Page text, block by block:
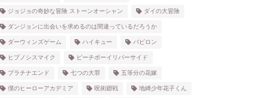
ジョジョの奇妙な冒険 ストーンオーシャン ダイの大冒険
ダンジョンに出会いを求めるのは間違っているだろうか
ダーウィンズゲーム ハイキュー バビロン
ヒプノシスマイク ピーチボーイリバーサイド
プラチナエンド 七つの大罪 五等分の花嫁
僕のヒーローアカデミア 呪術廻戦 地縛少年花子くん